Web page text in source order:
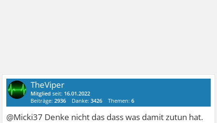
TheViper
Mitglied seit: 16.01.2022
Beiträge:2936 Danke:3426 Themen:6
@Micki37 Denke nicht das dass was damit zutun hat.